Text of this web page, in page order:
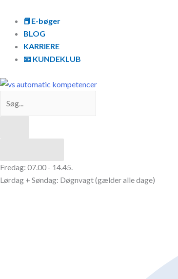
indholdet
📕E-bøger
BLOG
KARRIERE
📧 KUNDEKLUB
Fredag: 07.00 - 14.45.
Lørdag + Søndag: Døgnvagt (gælder alle dage)